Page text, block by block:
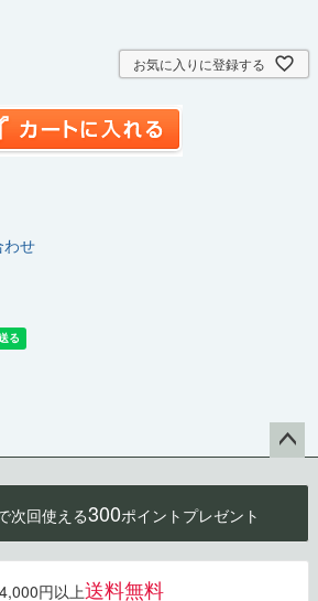
お気に入りに登録する
わせ
ジト
へ
次回使える300ポイントプレゼント
4,000円以上送料無料